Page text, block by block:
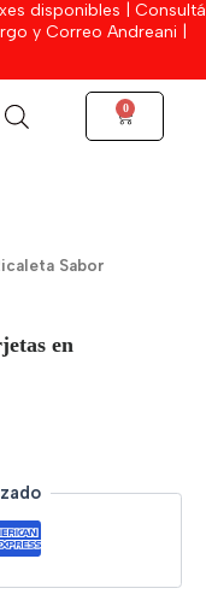
disponibles | Consultá
y Correo Andreani |
0
Cart
Sabor
en